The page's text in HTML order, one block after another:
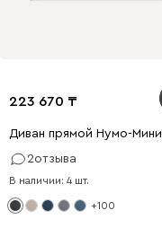
223 670
Диван прямой Нумо-
2отзыва
В наличии: 4 шт.
+100